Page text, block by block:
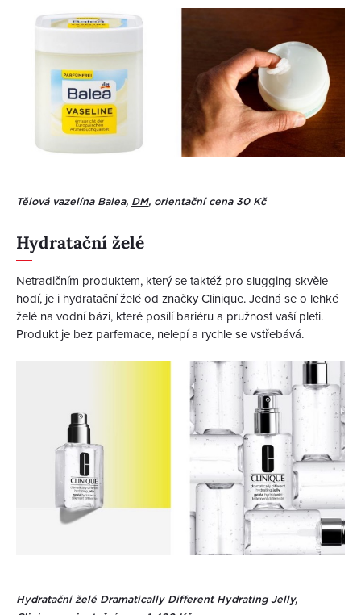
Tělová vazelína Balea, DM, orientační cena 30 Kč
Hydratační želé
Netradičním produktem, který se taktéž pro slugging skvěle
hodí, je i hydratační želé od značky Clinique. Jedná se o lehké
želé na vodní bázi, které posílí bariéru a pružnost vaší pleti.
Produkt je bez parfemace, nelepí a rychle se vstřebává.
Hydratační želé Dramatically Different Hydrating Jelly,